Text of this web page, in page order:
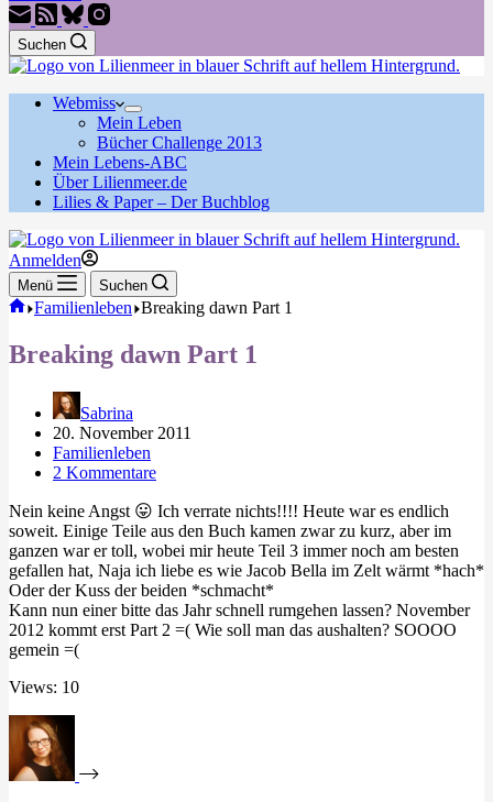
Suchen
Webmiss
Mein Leben
Bücher Challenge 2013
Mein Lebens-ABC
Über Lilienmeer.de
Lilies & Paper – Der Buchblog
Anmelden
Menü Suchen
Start
Familienleben Breaking dawn Part 1
Breaking dawn Part 1
Sabrina
20. November 2011
Familienleben
2 Kommentare
Nein keine Angst 😛 Ich verrate nichts!!!! Heute war es endlich
soweit. Einige Teile aus den Buch kamen zwar zu kurz, aber im
ganzen war er toll, wobei mir heute Teil 3 immer noch am besten
gefallen hat, Naja ich liebe es wie Jacob Bella im Zelt wärmt *hach*
Oder der Kuss der beiden *schmacht*
Kann nun einer bitte das Jahr schnell rumgehen lassen? November
2012 kommt erst Part 2 =( Wie soll man das aushalten? SOOOO
gemein =(
Views: 10